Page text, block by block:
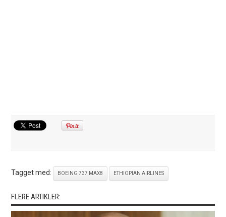
Tagget med: BOEING 737 MAX8 ETHIOPIAN AIRLINES
FLERE ARTIKLER: